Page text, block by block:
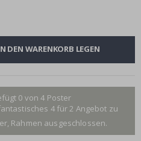
DEN WARENKORB LEGEN
0 von 4 Poster
4 für 2 Angebot zu
Rahmen ausgeschlossen.